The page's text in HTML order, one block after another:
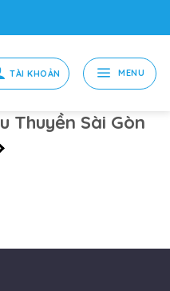
MENU
Thuyền Sài Gòn